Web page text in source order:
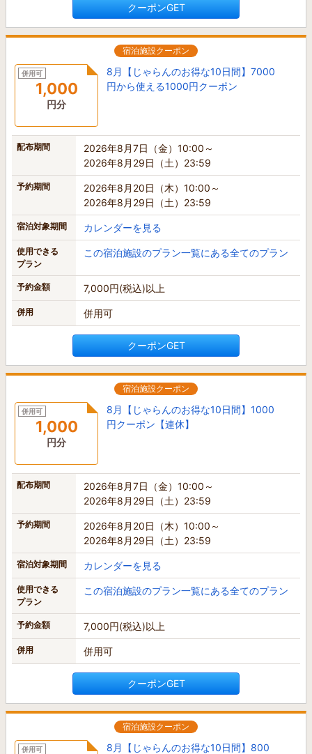
クーポンGET
宿泊施設クーポン
併用可
1,000
円分
8月【じゃらんのお得な10日間】7000
円から使える1000円クーポン
配布期間
2026年8月7日（金）10:00～
2026年8月29日（土）23:59
予約期間
2026年8月20日（木）10:00～
2026年8月29日（土）23:59
宿泊対象期間 カレンダーを見る
使用できる
プラン
この宿泊施設のプラン一覧にある全てのプラン
予約金額 7,000円(税込)以上
併用 併用可
クーポンGET
宿泊施設クーポン
併用可
1,000
円分
8月【じゃらんのお得な10日間】1000
円クーポン【連休】
配布期間
2026年8月7日（金）10:00～
2026年8月29日（土）23:59
予約期間
2026年8月20日（木）10:00～
2026年8月29日（土）23:59
宿泊対象期間 カレンダーを見る
使用できる
プラン
この宿泊施設のプラン一覧にある全てのプラン
予約金額 7,000円(税込)以上
併用 併用可
クーポンGET
宿泊施設クーポン
併用可
8月【じゃらんのお得な10日間】800